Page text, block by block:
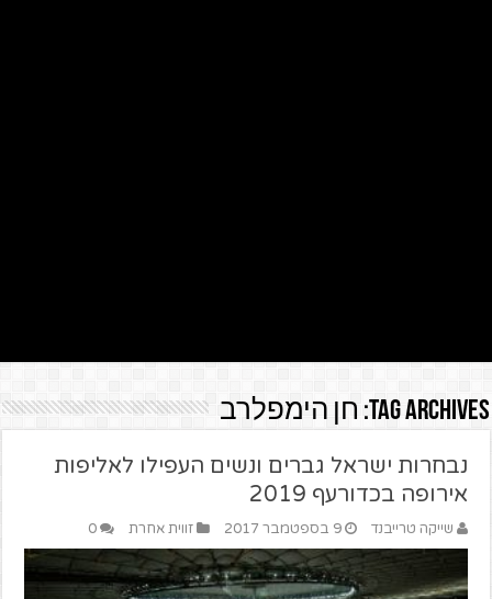
Tag Archives: חן הימפלרב
נבחרות ישראל גברים ונשים העפילו לאליפות
אירופה בכדורעף 2019
שייקה טרייבנד 9 בספטמבר 2017 זווית אחרת 0